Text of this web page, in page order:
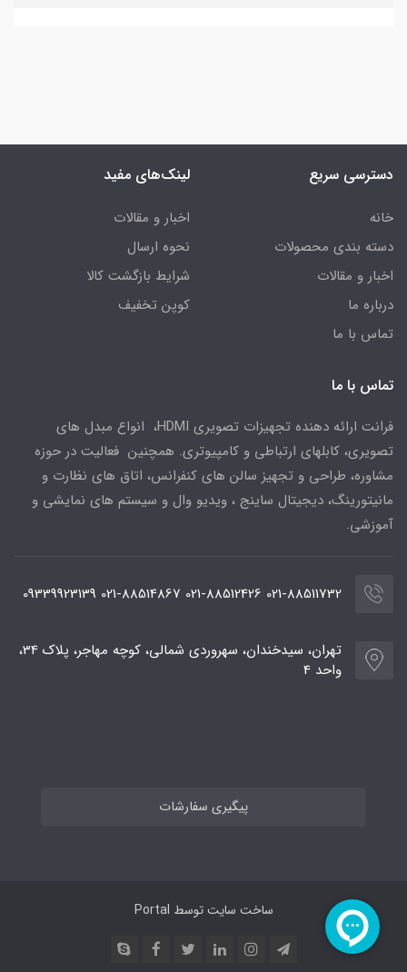
دسترسی سریع
خانه
دسته بندی محصولات
اخبار و مقالات
درباره ما
تماس با ما
لینک‌های مفید
اخبار و مقالات
نحوه ارسال
شرایط بازگشت کالا
کوپن تخفیف
تماس با ما
فرانت ارائه دهنده تجهیزات تصویری HDMI، انواع مبدل های
تصویری، کابلهای ارتباطی و کامپیوتری. همچنین فعالیت در حوزه
مشاوره، طراحی و تجهیز سالن های کنفرانس، اتاق های نظارت و
مانیتورینگ، دیجیتال ساینج ، ویدیو وال و سیستم های نمایشی و
آموزشی.
021-88511732 021-88512426 021-88514867 09339923139
تهران، سیدخندان، سهروردی شمالی، کوچه مهاجر، پلاک 34،
واحد 4
پیگیری سفارشات
ساخت سایت توسط Portal